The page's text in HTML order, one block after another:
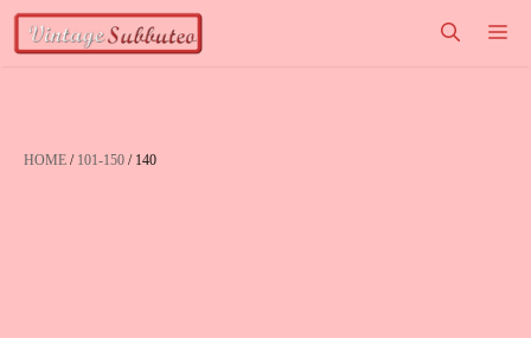
Vai
HOME / 101-150 / 140